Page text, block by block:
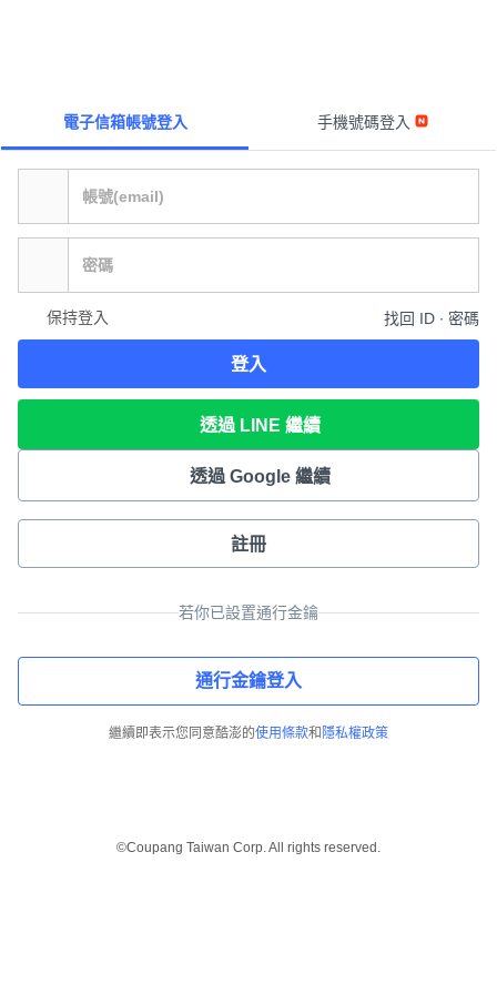
電子信箱帳號登入 手機號碼登入
保持登入 找回 ID ∙ 密碼
登入
透過 LINE 繼續
透過 Google 繼續
註冊
若你已設置通行金鑰
通行金鑰登入
繼續即表示您同意酷澎的使用條款和 隱私權政策
©Coupang Taiwan Corp. All rights reserved.